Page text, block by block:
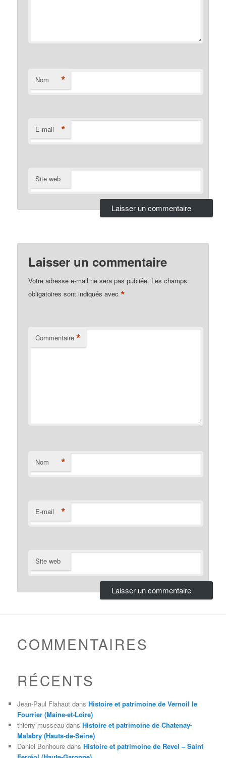
Nom *
E-mail *
Site web
Laisser un commentaire
Votre adresse e-mail ne sera pas publiée. Les champs
obligatoires sont indiqués avec*
Commentaire *
Nom *
E-mail *
Site web
COMMENTAIRES
RÉCENTS
Jean-Paul Flahaut dansHistoire et patrimoine de Vernoil le
Fourrier (Maine-et-Loire)
thierry musseau dansHistoire et patrimoine de Chatenay-
Malabry (Hauts-de-Seine)
Daniel Bonhoure dansHistoire et patrimoine de Revel – Saint